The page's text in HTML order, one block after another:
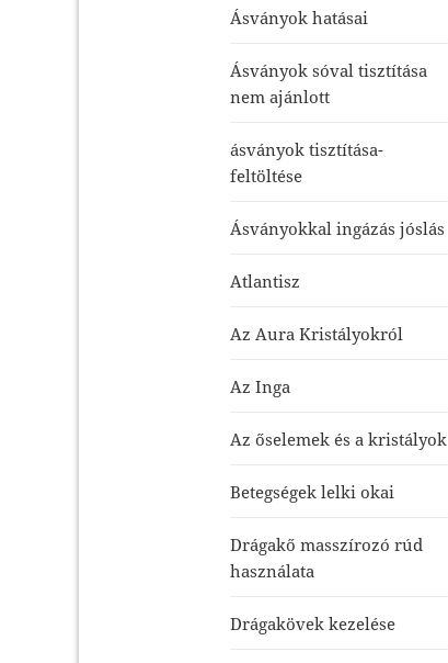
Ásványok hatásai
Ásványok sóval tisztítása
nem ajánlott
ásványok tisztítása-
feltöltése
Ásványokkal ingázás jóslás
Atlantisz
Az Aura Kristályokról
Az Inga
Az őselemek és a kristályok
Betegségek lelki okai
Drágakő masszírozó rúd
használata
Drágakövek kezelése